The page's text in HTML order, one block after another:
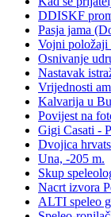
DDISKF
Pasja jama
Vojni položaji
Osnivanje
Nastavak
Vrijednosti
Kalvarija u
Povijest na
Gigi Casati -
Dvojica
Una, -205 m.
Skup
Nacrt izvora
ALTI speleo